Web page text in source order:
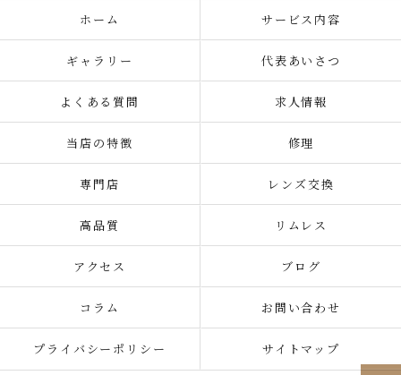
ホーム サービス内容
ギャラリー 代表あいさつ
よくある質問 求人情報
当店の特徴 修理
専門店 レンズ交換
高品質 リムレス
アクセス ブログ
コラム お問い合わせ
プライバシーポリシー サイトマップ